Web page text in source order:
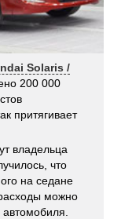
Solaris /
200 000
притягивает
владельца
что
на седане
можно